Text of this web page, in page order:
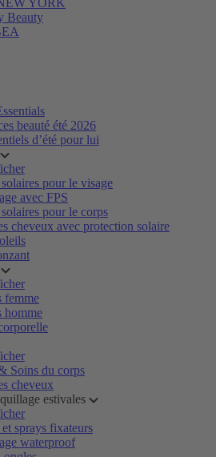
YORK
Beauty
beauté été 2026
d’été pour lui
pour le visage
avec FPS
pour le corps
cheveux avec protection solaire
femme
homme
Soins du corps
cheveux
estivales
sprays fixateurs
waterproof